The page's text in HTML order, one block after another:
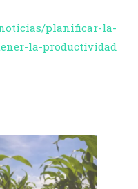
planificar-la-
la-productividad